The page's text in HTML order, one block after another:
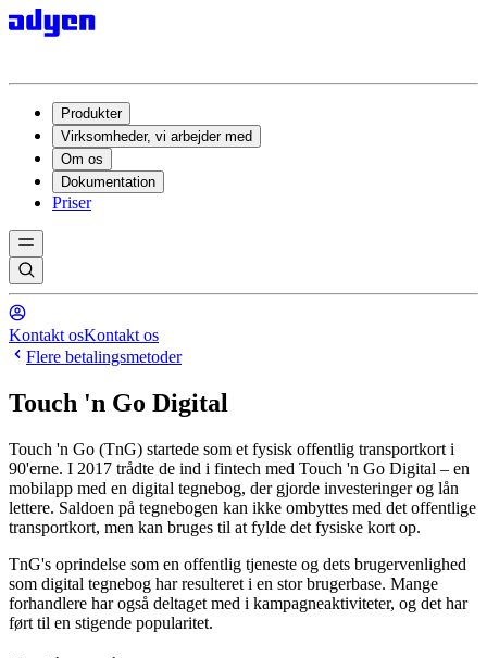
Produkter
Virksomheder, vi arbejder med
Om os
Dokumentation
Priser
Kontakt osKontakt os
Flere betalingsmetoder
Touch 'n Go Digital
Touch 'n Go (TnG) startede som et fysisk offentlig transportkort i
90'erne. I 2017 trådte de ind i fintech med Touch 'n Go Digital – en
mobilapp med en digital tegnebog, der gjorde investeringer og lån
lettere. Saldoen på tegnebogen kan ikke ombyttes med det offentlige
transportkort, men kan bruges til at fylde det fysiske kort op.
TnG's oprindelse som en offentlig tjeneste og dets brugervenlighed
som digital tegnebog har resulteret i en stor brugerbase. Mange
forhandlere har også deltaget med i kampagneaktiviteter, og det har
ført til en stigende popularitet.